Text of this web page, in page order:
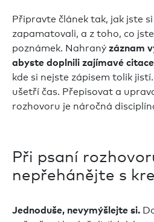
Připravte článek tak, jak jste
zapamatovali, a z toho, co
poznámek. Nahranýzáznam
abyste doplnili zajímavé citace
kde si nejste zápisem tolik
ušetří čas. Přepisovat a
rozhovoru je náročná
Při psaní
nepřehánějte s
Jednoduše, nevymýšlejte si.